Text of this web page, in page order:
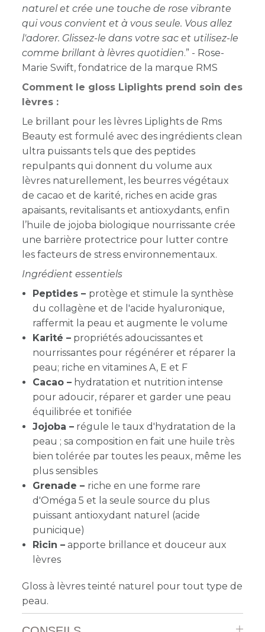
naturel et crée une touche de rose vibrante
qui vous convient et à vous seule. Vous allez
l'adorer. Glissez-le dans votre sac et utilisez-le
comme brillant à lèvres quotidien.” - Rose-
Marie Swift, fondatrice de la marque RMS
Comment le gloss Liplights prend soin des
lèvres :
Le brillant pour les lèvres Liplights de Rms
Beauty est formulé avec des ingrédients clean
ultra puissants tels que des peptides
repulpants qui donnent du volume aux
lèvres naturellement, les beurres végétaux
de cacao et de karité, riches en acide gras
apaisants, revitalisants et antioxydants, enfin
l’huile de jojoba biologique nourrissante crée
une barrière protectrice pour lutter contre
les facteurs de stress environnementaux.
Ingrédient essentiels
Peptides – protège et stimule la synthèse
du collagène et de l'acide hyaluronique,
raffermit la peau et augmente le volume
Karité – propriétés adoucissantes et
nourrissantes pour régénérer et réparer la
peau; riche en vitamines A, E et F
Cacao – hydratation et nutrition intense
pour adoucir, réparer et garder une peau
équilibrée et tonifiée
Jojoba – régule le taux d'hydratation de la
peau ; sa composition en fait une huile très
bien tolérée par toutes les peaux, même les
plus sensibles
Grenade – riche en une forme rare
d'Oméga 5 et la seule source du plus
puissant antioxydant naturel (acide
punicique)
Ricin – apporte brillance et douceur aux
lèvres
Gloss à lèvres teinté naturel pour tout type de
peau.